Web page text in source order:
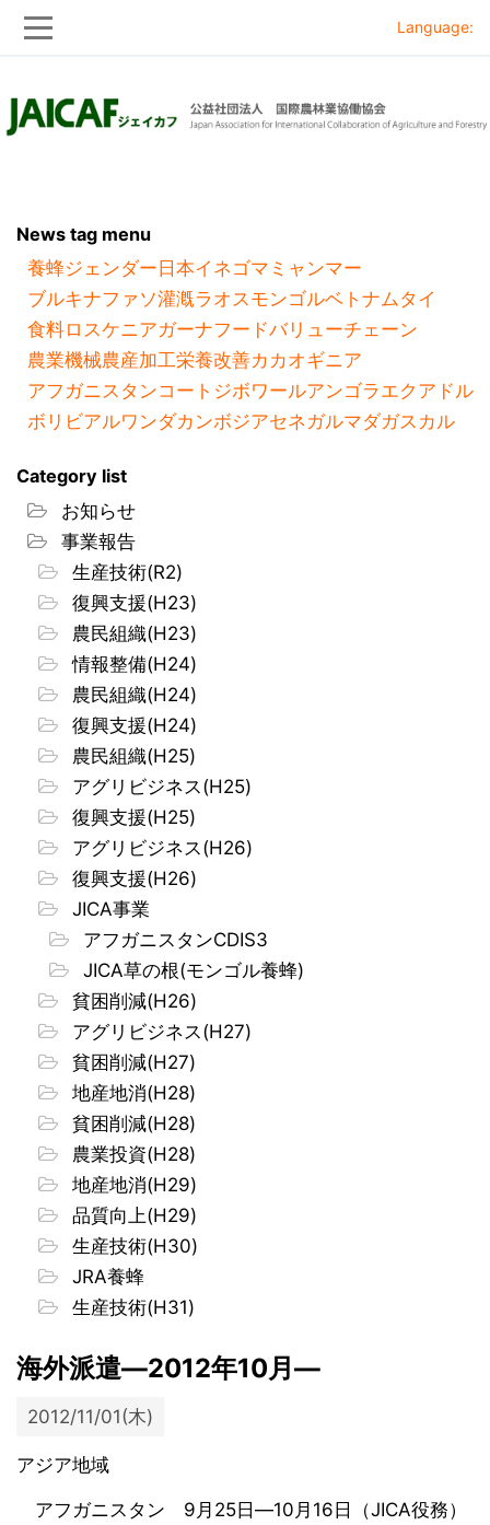
to
to
Language:
News tag menu
養蜂ジェンダー 日本イネゴマ ミャンマー
ブルキナファソ灌漑ラオスモンゴルベトナムタイ
食料ロスケニアガーナフードバリューチェーン
農業機械農産加工栄養改善カカオギニア
アフガニスタンコートジボワールアンゴラ エクアドル
ボリビアルワンダカンボジアセネガルマダガスカル
Category list
お知らせ
事業報告
生産技術(R2)
復興支援(H23)
農民組織(H23)
情報整備(H24)
農民組織(H24)
復興支援(H24)
農民組織(H25)
アグリビジネス(H25)
復興支援(H25)
アグリビジネス(H26)
復興支援(H26)
JICA事業
アフガニスタンCDIS3
JICA草の根(モンゴル養蜂)
貧困削減(H26)
アグリビジネス(H27)
貧困削減(H27)
地産地消(H28)
貧困削減(H28)
農業投資(H28)
地産地消(H29)
品質向上(H29)
生産技術(H30)
JRA養蜂
生産技術(H31)
海外派遣―2012年10月―
2012/11/01(木)
アジア地域
アフガニスタン 9月25日―10月16日（JICA役務）